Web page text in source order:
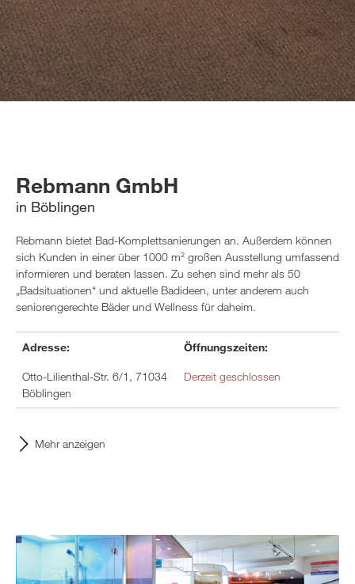
Rebmann GmbH
in Böblingen
Rebmann bietet Bad-Komplettsanierungen an. Außerdem können
sich Kunden in einer über 1000 m² großen Ausstellung umfassend
informieren und beraten lassen. Zu sehen sind mehr als 50
„Badsituationen“ und aktuelle Badideen, unter anderem auch
seniorengerechte Bäder und Wellness für daheim.
Adresse: Öffnungszeiten:
Otto-Lilienthal-Str. 6/1, 71034
Böblingen
Derzeit geschlossen
Mehr anzeigen